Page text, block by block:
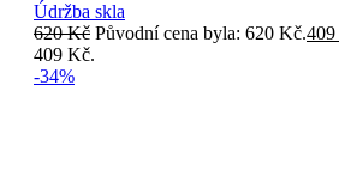
Údržba skla
620Kč Původní cena byla: 620 Kč.409
409 Kč.
-34%